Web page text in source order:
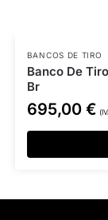
BANCOS DE TIRO
Banco De
Br
695,00 €